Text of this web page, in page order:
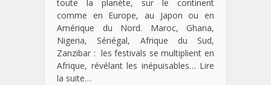
toute la planète, sur le continent
comme en Europe, au Japon ou en
Amérique du Nord. Maroc, Ghana,
Nigeria, Sénégal, Afrique du Sud,
Zanzibar : les festivals se multiplient en
Afrique, révélant les inépuisables… Lire
la suite…